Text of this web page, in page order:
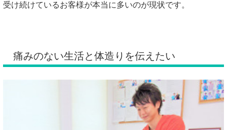
受け続けているお客様が本当に多いのが現状です。
痛みのない生活と体造りを伝えたい